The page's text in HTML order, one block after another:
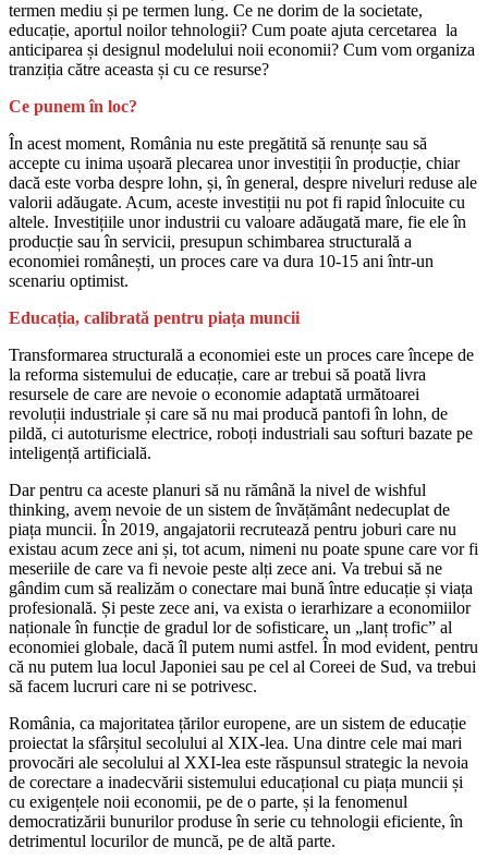
termen mediu și pe termen lung. Ce ne dorim de la societate,
educație, aportul noilor tehnologii? Cum poate ajuta cercetarea la
anticiparea și designul modelului noii economii? Cum vom organiza
tranziția către aceasta și cu ce resurse?
Ce punem în loc?
În acest moment, România nu este pregătită să renunțe sau să
accepte cu inima ușoară plecarea unor investiții în producție, chiar
dacă este vorba despre lohn, și, în general, despre niveluri reduse ale
valorii adăugate. Acum, aceste investiții nu pot fi rapid înlocuite cu
altele. Investițiile unor industrii cu valoare adăugată mare, fie ele în
producție sau în servicii, presupun schimbarea structurală a
economiei românești, un proces care va dura 10-15 ani într-un
scenariu optimist.
Educația, calibrată pentru piața muncii
Transformarea structurală a economiei este un proces care începe de
la reforma sistemului de educație, care ar trebui să poată livra
resursele de care are nevoie o economie adaptată următoarei
revoluții industriale și care să nu mai producă pantofi în lohn, de
pildă, ci autoturisme electrice, roboți industriali sau softuri bazate pe
inteligență artificială.
Dar pentru ca aceste planuri să nu rămână la nivel de wishful
thinking, avem nevoie de un sistem de învățământ nedecuplat de
piața muncii. În 2019, angajatorii recrutează pentru joburi care nu
existau acum zece ani și, tot acum, nimeni nu poate spune care vor fi
meseriile de care va fi nevoie peste alți zece ani. Va trebui să ne
gândim cum să realizăm o conectare mai bună între educație și viața
profesională. Și peste zece ani, va exista o ierarhizare a economiilor
naționale în funcție de gradul lor de sofisticare, un „lanț trofic” al
economiei globale, dacă îl putem numi astfel. În mod evident, pentru
că nu putem lua locul Japoniei sau pe cel al Coreei de Sud, va trebui
să facem lucruri care ni se potrivesc.
România, ca majoritatea țărilor europene, are un sistem de educație
proiectat la sfârșitul secolului al XIX-lea. Una dintre cele mai mari
provocări ale secolului al XXI-lea este răspunsul strategic la nevoia
de corectare a inadecvării sistemului educațional cu piața muncii și
cu exigențele noii economii, pe de o parte, și la fenomenul
democratizării bunurilor produse în serie cu tehnologii eficiente, în
detrimentul locurilor de muncă, pe de altă parte.